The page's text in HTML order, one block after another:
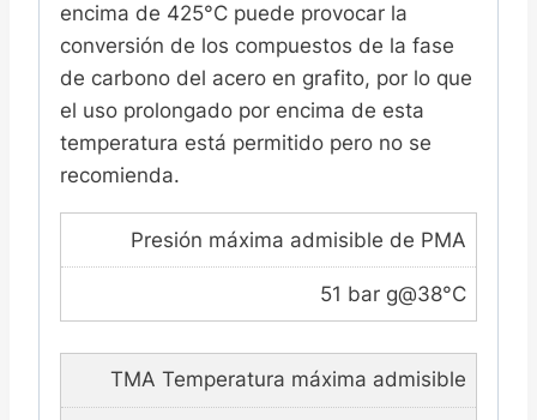
encima de 425°C puede provocar la
conversión de los compuestos de la fase
de carbono del acero en grafito, por lo que
el uso prolongado por encima de esta
temperatura está permitido pero no se
recomienda.
Presión máxima admisible de PMA
51 bar g@38°C
TMA Temperatura máxima admisible